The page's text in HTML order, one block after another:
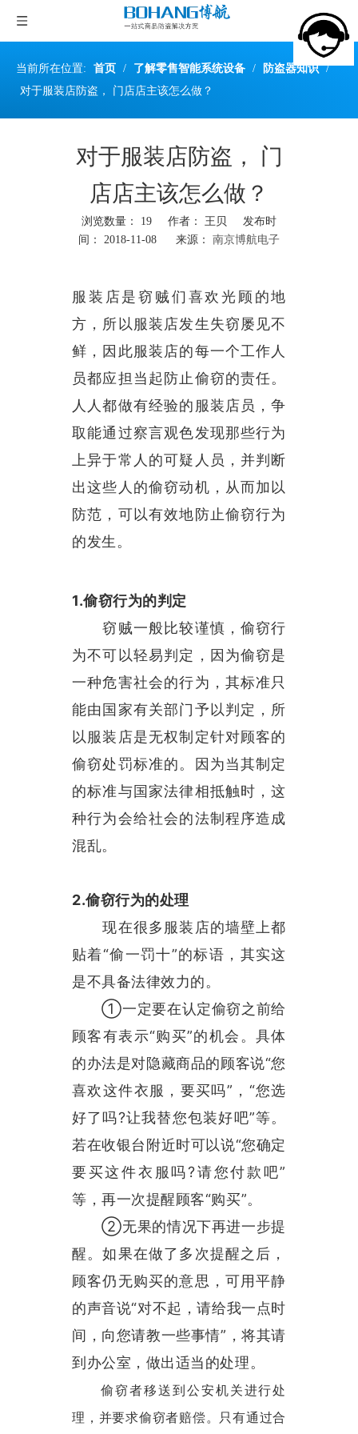
当前所在位置: 首页 / 了解零售智能系统设备 / 防盗器知识 /
对于服装店防盗， 门店店主该怎么做？
对于服装店防盗， 门
店店主该怎么做？
浏览数量： 19 作者： 王贝 发布时
间： 2018-11-08 来源： 南京博航电子
服装店是窃贼们喜欢光顾的地
方，所以服装店发生失窃屡见不
鲜，因此服装店的每一个工作人
员都应担当起防止偷窃的责任。
人人都做有经验的服装店员，争
取能通过察言观色发现那些行为
上异于常人的可疑人员，并判断
出这些人的偷窃动机，从而加以
防范，可以有效地防止偷窃行为
的发生。
1.偷窃行为的判定
窃贼一般比较谨慎，偷窃行
为不可以轻易判定，因为偷窃是
一种危害社会的行为，其标准只
能由国家有关部门予以判定，所
以服装店是无权制定针对顾客的
偷窃处罚标准的。因为当其制定
的标准与国家法律相抵触时，这
种行为会给社会的法制程序造成
混乱。
2.偷窃行为的处理
现在很多服装店的墙壁上都
贴着“偷一罚十”的标语，其实这
是不具备法律效力的。
①一定要在认定偷窃之前给
顾客有表示“购买”的机会。具体
的办法是对隐藏商品的顾客说“您
喜欢这件衣服，要买吗”，“您选
好了吗?让我替您包装好吧”等。
若在收银台附近时可以说“您确定
要买这件衣服吗?请您付款吧”
等，再一次提醒顾客“购买”。
②无果的情况下再进一步提
醒。如果在做了多次提醒之后，
顾客仍无购买的意思，可用平静
的声音说“对不起，请给我一点时
间，向您请教一些事情”，将其请
到办公室，做出适当的处理。
偷窃者移送到公安机关进行处
理，并要求偷窃者赔偿。只有通过合